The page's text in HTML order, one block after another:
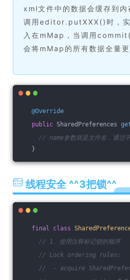
xml文件中的数据会缓存到
调用editor.putXXX()时，实
入在mMap，当调用
会将mMap的所有数据全量
@Override
public SharedPreferences
// name参数就是文件名，通过
}
线程安全 ^^3把锁^^
final class
// 1、使用注释标记锁的顺序
// Lock ordering rules:
//  - acquire